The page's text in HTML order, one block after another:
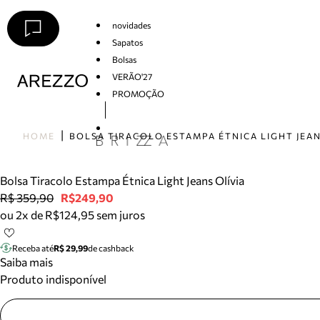
novidades
Sapatos
Bolsas
VERÃO'27
PROMOÇÃO
HOME
Bolsa Tiracolo Estampa Étnica Light Jeans Olívia
R$ 359,90 R$249,90
ou 2x de R$124,95 sem juros
Receba atéR$ 29,99de cashback
Saiba mais
Produto indisponível